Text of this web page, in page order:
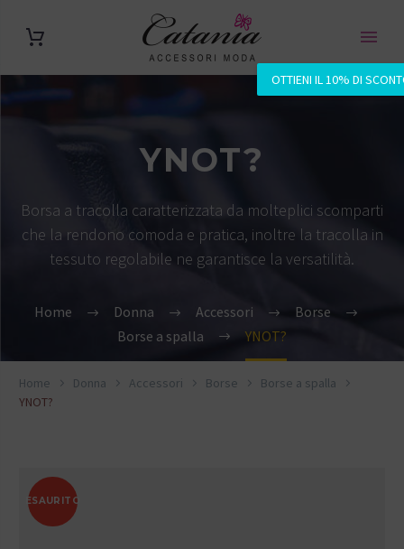
OTTIENI IL 10% DI
YNOT?
Borsa a tracolla caratterizzata da molteplici scomparti
che la rendono comoda e pratica, inoltre la tracolla in
tessuto regolabile ne garantisce la versatilità.
Home Donna Accessori
Borse
Borse a spalla
YNOT?
Home Donna Accessori Borse
Borse a spalla
YNOT?
ESAURITO